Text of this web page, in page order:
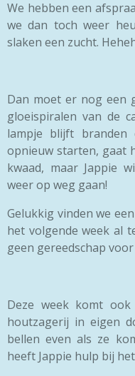
We hebben een
we dan toch weer
slaken een zucht.
Dan moet er nog een
gloeispiralen van de
lampje blijft
opnieuw starten, gaat
kwaad, maar Jappie
weer op weg gaan!
Gelukkig vinden we
het volgende week al
geen gereedschap
Deze week komt
houtzagerij in eigen
bellen even als ze
heeft Jappie hulp bij